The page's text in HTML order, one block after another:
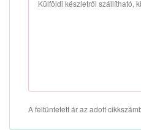
Külföldi készletről szállítható,
A feltüntetett ár az adott